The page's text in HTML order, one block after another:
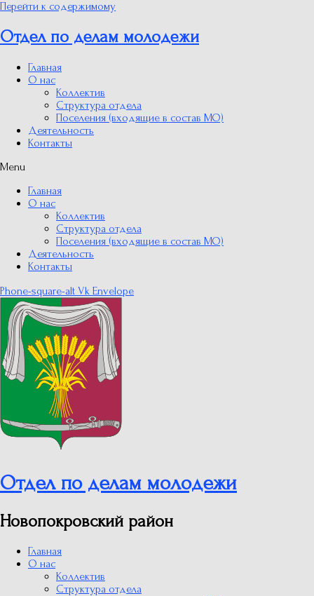
Перейти к содержимому
Отдел по делам молодежи
Главная
О нас
Коллектив
Структура отдела
Поселения (входящие в состав МО)
Деятельность
Контакты
Menu
Главная
О нас
Коллектив
Структура отдела
Поселения (входящие в состав МО)
Деятельность
Контакты
Phone-square-alt Vk Envelope
Отдел по делам молодежи
Новопокровский район
Главная
О нас
Коллектив
Структура отдела